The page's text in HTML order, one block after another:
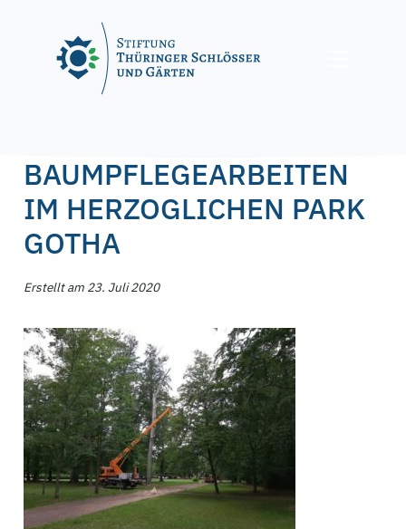
BAUMPFLEGEARBEITEN
IM HERZOGLICHEN PARK
GOTHA
Erstellt am 23. Juli 2020